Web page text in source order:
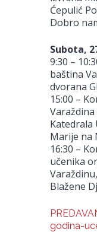
Ćepulić
Dobro
Subota,
9:30 –
baština
dvorana
15:00 –
Katedrala
Marije na
16:30 –
učenika
Blažene
godina-